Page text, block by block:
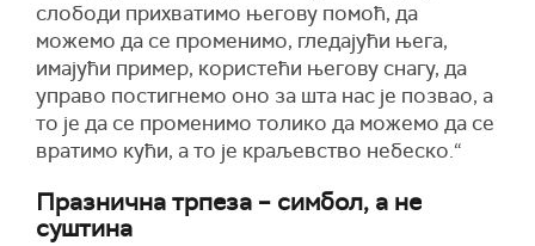
слободи прихватимо његову помоћ, да
можемо да се променимо, гледајући њега,
имајући пример, користећи његову снагу, да
управо постигнемо оно за шта нас је позвао, а
то је да се променимо толико да можемо да се
вратимо кући, а то је краљевство небеско.“
Празнична трпеза – симбол, а не
суштина